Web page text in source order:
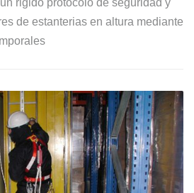
rigido protocolo de seguridad y
de estanterias en altura mediante